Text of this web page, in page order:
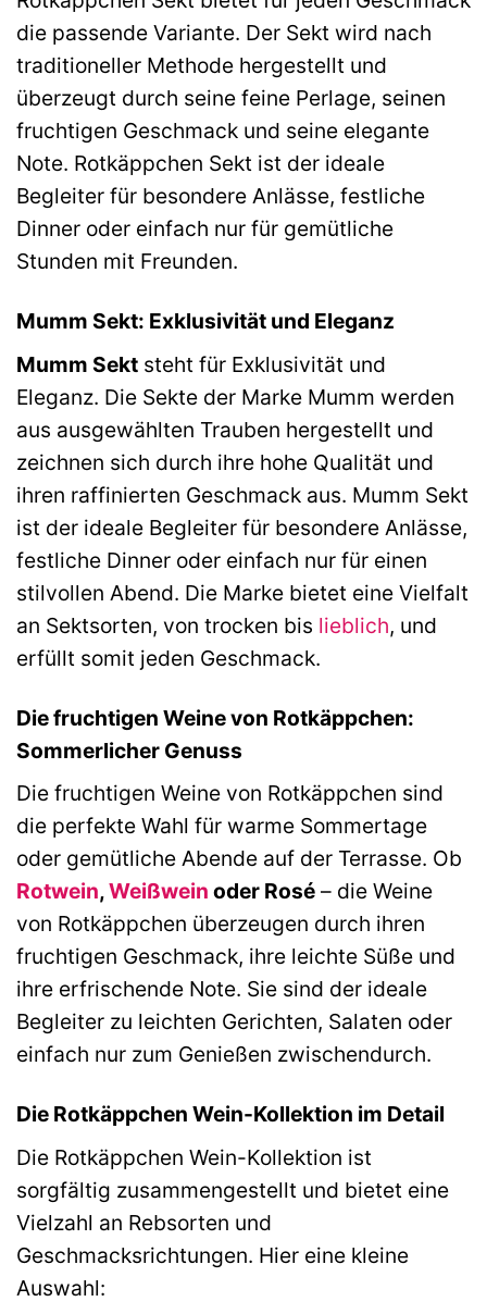
die passende Variante. Der Sekt wird nach
traditioneller Methode hergestellt und
überzeugt durch seine feine Perlage, seinen
fruchtigen Geschmack und seine elegante
Note. Rotkäppchen Sekt ist der ideale
Begleiter für besondere Anlässe, festliche
Dinner oder einfach nur für gemütliche
Stunden mit Freunden.
Mumm Sekt: Exklusivität und Eleganz
Mumm Sekt steht für Exklusivität und
Eleganz. Die Sekte der Marke Mumm werden
aus ausgewählten Trauben hergestellt und
zeichnen sich durch ihre hohe Qualität und
ihren raffinierten Geschmack aus. Mumm Sekt
ist der ideale Begleiter für besondere Anlässe,
festliche Dinner oder einfach nur für einen
stilvollen Abend. Die Marke bietet eine Vielfalt
an Sektsorten, von trocken bis lieblich, und
erfüllt somit jeden Geschmack.
Die fruchtigen Weine von Rotkäppchen:
Sommerlicher Genuss
Die fruchtigen Weine von Rotkäppchen sind
die perfekte Wahl für warme Sommertage
oder gemütliche Abende auf der Terrasse. Ob
Rotwein,Weißwein oder Rosé – die Weine
von Rotkäppchen überzeugen durch ihren
fruchtigen Geschmack, ihre leichte Süße und
ihre erfrischende Note. Sie sind der ideale
Begleiter zu leichten Gerichten, Salaten oder
einfach nur zum Genießen zwischendurch.
Die Rotkäppchen Wein-Kollektion im Detail
Die Rotkäppchen Wein-Kollektion ist
sorgfältig zusammengestellt und bietet eine
Vielzahl an Rebsorten und
Geschmacksrichtungen. Hier eine kleine
Auswahl: